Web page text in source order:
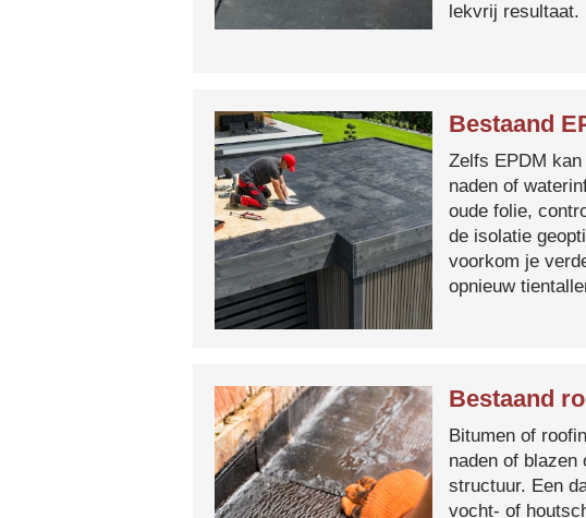
lekvrij resultaat.
Bestaand
Zelfs EPDM
naden of
oude folie,
de isolatie
voorkom je
opnieuw
Bestaand
Bitumen of
naden of
structuur. Een
vocht- of